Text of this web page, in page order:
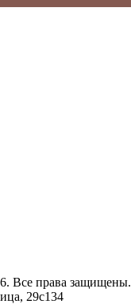
Все права защищены.
29с134